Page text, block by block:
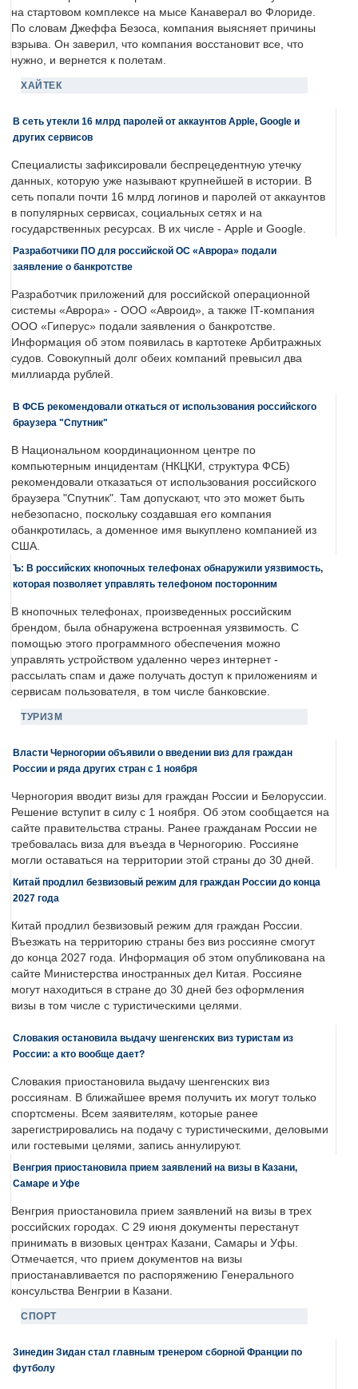
на стартовом комплексе на мысе Канаверал во Флориде.
По словам Джеффа Безоса, компания выясняет причины
взрыва. Он заверил, что компания восстановит все, что
нужно, и вернется к полетам.
ХАЙТЕК
В сеть утекли 16 млрд паролей от аккаунтов Apple, Google и
других сервисов
Специалисты зафиксировали беспрецедентную утечку
данных, которую уже называют крупнейшей в истории. В
сеть попали почти 16 млрд логинов и паролей от аккаунтов
в популярных сервисах, социальных сетях и на
государственных ресурсах. В их числе - Apple и Google.
Разработчики ПО для российской ОС «Аврора» подали
заявление о банкротстве
Разработчик приложений для российской операционной
системы «Аврора» - ООО «Авроид», а также IT-компания
ООО «Гиперус» подали заявления о банкротстве.
Информация об этом появилась в картотеке Арбитражных
судов. Совокупный долг обеих компаний превысил два
миллиарда рублей.
В ФСБ рекомендовали откаться от использования российского
браузера "Спутник"
В Национальном координационном центре по
компьютерным инцидентам (НКЦКИ, структура ФСБ)
рекомендовали отказаться от использования российского
браузера "Спутник". Там допускают, что это может быть
небезопасно, поскольку создавшая его компания
обанкротилась, а доменное имя выкуплено компанией из
США.
Ъ: В российских кнопочных телефонах обнаружили уязвимость,
которая позволяет управлять телефоном посторонним
В кнопочных телефонах, произведенных российским
брендом, была обнаружена встроенная уязвимость. С
помощью этого программного обеспечения можно
управлять устройством удаленно через интернет -
рассылать спам и даже получать доступ к приложениям и
сервисам пользователя, в том числе банковские.
ТУРИЗМ
Власти Черногории объявили о введении виз для граждан
России и ряда других стран с 1 ноября
Черногория вводит визы для граждан России и Белоруссии.
Решение вступит в силу с 1 ноября. Об этом сообщается на
сайте правительства страны. Ранее гражданам России не
требовалась виза для въезда в Черногорию. Россияне
могли оставаться на территории этой страны до 30 дней.
Китай продлил безвизовый режим для граждан России до конца
2027 года
Китай продлил безвизовый режим для граждан России.
Въезжать на территорию страны без виз россияне смогут
до конца 2027 года. Информация об этом опубликована на
сайте Министерства иностранных дел Китая. Россияне
могут находиться в стране до 30 дней без оформления
визы в том числе с туристическими целями.
Словакия остановила выдачу шенгенских виз туристам из
России: а кто вообще дает?
Словакия приостановила выдачу шенгенских виз
россиянам. В ближайшее время получить их могут только
спортсмены. Всем заявителям, которые ранее
зарегистрировались на подачу с туристическими, деловыми
или гостевыми целями, запись аннулируют.
Венгрия приостановила прием заявлений на визы в Казани,
Самаре и Уфе
Венгрия приостановила прием заявлений на визы в трех
российских городах. С 29 июня документы перестанут
принимать в визовых центрах Казани, Самары и Уфы.
Отмечается, что прием документов на визы
приостанавливается по распоряжению Генерального
консульства Венгрии в Казани.
СПОРТ
Зинедин Зидан стал главным тренером сборной Франции по
футболу